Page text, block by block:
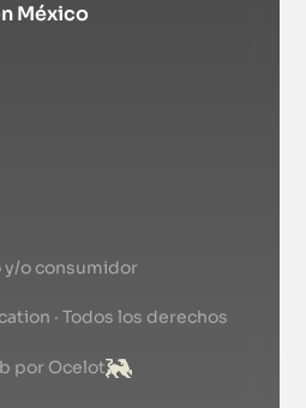
México
y/o consumidor
· Todos los derechos
por Ocelot